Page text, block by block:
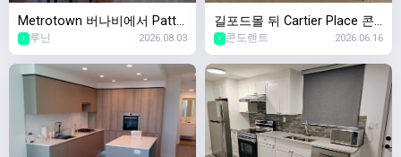
Metrotown 버나비에서 Patte
rson 역앞 신축 콘도에서 두달
간 쉐어할 룸메 구합니다![여성
전용]
1 루닌 2026.08.03
길포드몰 뒤 Cartier Place 콘
도 렌트합니다
1 콘도렌트 2026.06.16